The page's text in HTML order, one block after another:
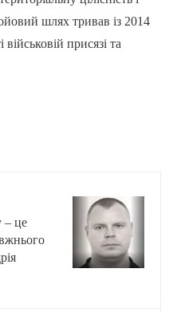
шлях тривав із 2014
присязі та
– це